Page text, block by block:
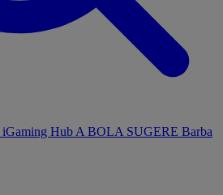
iGaming Hub A BOLA SUGERE Barba